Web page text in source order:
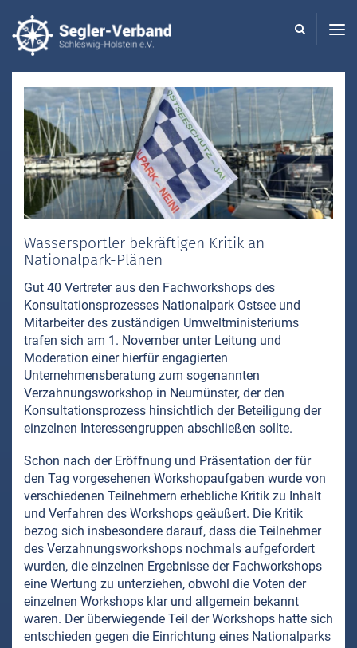
Wassersportler bekräftigen Kritik an
Nationalpark-Plänen
Gut 40 Vertreter aus den Fachworkshops des
Konsultationsprozesses Nationalpark Ostsee und
Mitarbeiter des zuständigen Umweltministeriums
trafen sich am 1. November unter Leitung und
Moderation einer hierfür engagierten
Unternehmensberatung zum sogenannten
Verzahnungsworkshop in Neumünster, der den
Konsultationsprozess hinsichtlich der Beteiligung der
einzelnen Interessengruppen abschließen sollte.
Schon nach der Eröffnung und Präsentation der für
den Tag vorgesehenen Workshopaufgaben wurde von
verschiedenen Teilnehmern erhebliche Kritik zu Inhalt
und Verfahren des Workshops geäußert. Die Kritik
bezog sich insbesondere darauf, dass die Teilnehmer
des Verzahnungsworkshops nochmals aufgefordert
wurden, die einzelnen Ergebnisse der Fachworkshops
eine Wertung zu unterziehen, obwohl die Voten der
einzelnen Workshops klar und allgemein bekannt
waren. Der überwiegende Teil der Workshops hatte sich
entschieden gegen die Einrichtung eines Nationalparks